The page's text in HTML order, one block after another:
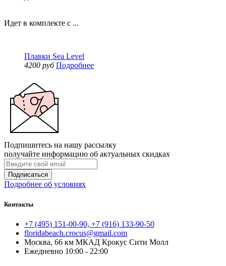
Идет в комплекте с ...
Плавки Sea Level
4200 руб Подробнее
Подпишитесь на нашу рассылку
получайте информацию об актуальных скидках
Подписаться
Подробнее об условиях
Контакты
+7 (495) 151-00-90, +7 (916) 133-90-50
floridabeach.crocus@gmail.com
Москва, 66 км МКАД Крокус Сити Молл
Ежедневно 10:00 - 22:00